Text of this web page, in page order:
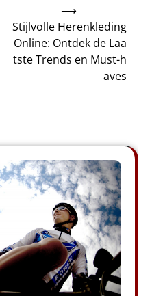
Stijlvolle Herenkleding
Online: Ontdek de Laa
tste Trends en Must-h
aves
⟶